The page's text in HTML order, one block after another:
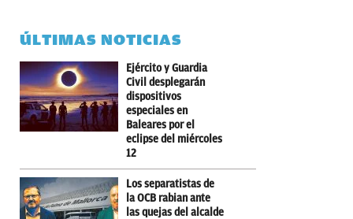
ÚLTIMAS NOTICIAS
Ejército y Guardia
Civil desplegarán
dispositivos
especiales en
Baleares por el
eclipse del miércoles
12
Los separatistas de
la OCB rabian ante
las quejas del alcalde